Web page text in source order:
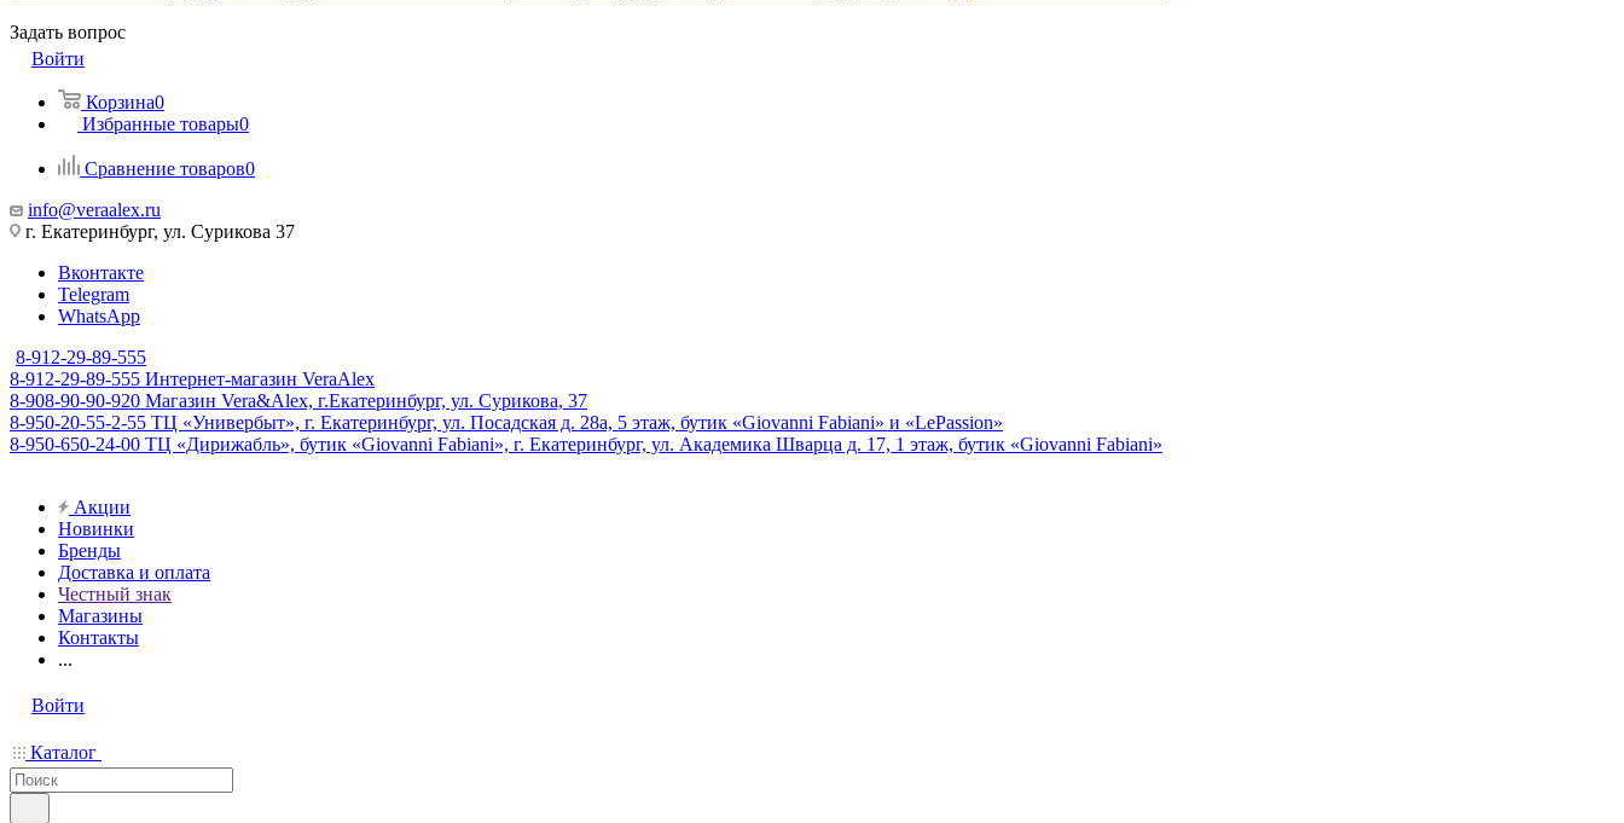
Задать вопрос
Войти
Корзина0
Избранные товары0
Сравнение товаров0
info@veraalex.ru
г. Екатеринбург, ул. Сурикова 37
Вконтакте
Telegram
WhatsApp
8-912-29-89-555
8-912-29-89-555 Интернет-магазин VeraAlex
8-908-90-90-920 Магазин Vera&Alex, г.Екатеринбург, ул. Сурикова, 37
8-950-20-55-2-55 ТЦ «Универбыт», г. Екатеринбург, ул. Посадская д. 28а, 5 этаж, бутик «Giovanni Fabiani» и «LePassion»
8-950-650-24-00 ТЦ «Дирижабль», бутик «Giovanni Fabiani», г. Екатеринбург, ул. Академика Шварца д. 17, 1 этаж, бутик «Giovanni Fabiani»
Акции
Новинки
Бренды
Доставка и оплата
Честный знак
Магазины
Контакты
...
Войти
Каталог